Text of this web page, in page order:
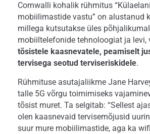
Cornwalli kohalik rühmitus
mobiilimastide vastu” on alustanud
millega kutsutakse üles
mobiiltelefonide tehnoloogiat ja levi,
tõsistele kaasnevatele, peamiselt
tervisega seotud terviseriskidele.
Rühmituse asutajaliikme Jane
talle 5G võrgu toimimiseks
tõsist muret. Ta selgitab: “Sellest
olen kaasnevaid tervisemõjusid
suur mure mobiilimastide, aga ka